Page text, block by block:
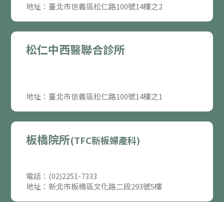
地址：臺北市信義區松仁路100號14樓之2
松仁中西醫聯合診所
地址：臺北市信義區松仁路100號14樓之1
板橋院所(TFC新板婦產科)
電話：(02)2251-7333
地址：新北市板橋區文化路二段293號5樓